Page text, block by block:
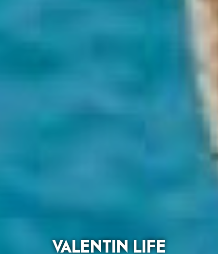
VALENTIN LIFE